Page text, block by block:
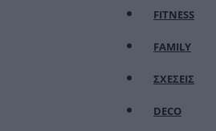
FITNESS
FAMILY
ΣΧΕΣΕΙΣ
DECO